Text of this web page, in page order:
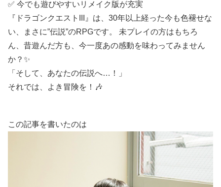
✅ 今でも遊びやすいリメイク版が充実
『ドラゴンクエストIII』は、30年以上経った今も色褪せな
い、まさに”伝説”のRPGです。 未プレイの方はもちろ
ん、昔遊んだ方も、今一度あの感動を味わってみません
か？✨
「そして、あなたの伝説へ…！」
それでは、よき冒険を！🎶
この記事を書いたのは